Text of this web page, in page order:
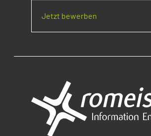
Jetzt bewerben